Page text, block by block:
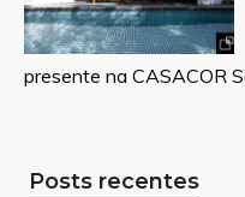
presente na CASACOR
Posts recentes